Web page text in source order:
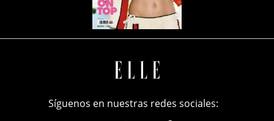
Síguenos en nuestras redes sociales: